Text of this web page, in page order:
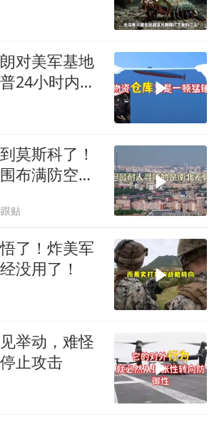
对美军基地
24小时内服
莫斯科了！
布满防空
贴
了！炸美军
没用了！
举动，难怪
止攻击